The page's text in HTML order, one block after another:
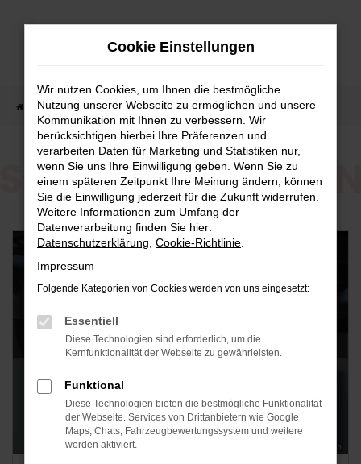
Zum
Startseite Sonderaktionen Werkstatt
Werkstatt Sonderaktionen
Cookie Einstellungen
Wir nutzen Cookies, um Ihnen die bestmögliche
Nutzung unserer Webseite zu ermöglichen und unsere
Kommunikation mit Ihnen zu verbessern. Wir
berücksichtigen hierbei Ihre Präferenzen und
verarbeiten Daten für Marketing und Statistiken nur,
wenn Sie uns Ihre Einwilligung geben. Wenn Sie zu
einem späteren Zeitpunkt Ihre Meinung ändern, können
Sie die Einwilligung jederzeit für die Zukunft widerrufen.
Weitere Informationen zum Umfang der
Datenverarbeitung finden Sie hier:
Datenschutzerklärung Cookie-Richtlinie
Impressum
Folgende Kategorien von Cookies werden von uns eingesetzt:
Essentiell
Diese Technologien sind erforderlich, um die
Kernfunktionalität der Webseite zu gewährleisten.
Funktional
Diese Technologien bieten die bestmögliche Funktionalität
der Webseite. Services von Drittanbietern wie Google
Maps, Chats, Fahrzeugbewertungssystem und weitere
werden aktiviert.